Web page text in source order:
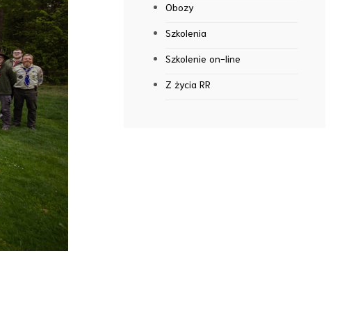
Obozy
Szkolenia
Szkolenie on-line
Z życia RR